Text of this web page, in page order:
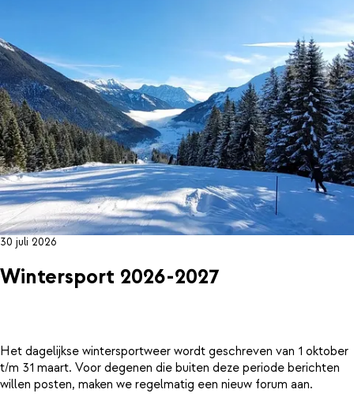
30 juli 2026
Wintersport 2026-2027
Het dagelijkse wintersportweer wordt geschreven van 1 oktober
t/m 31 maart. Voor degenen die buiten deze periode berichten
willen posten, maken we regelmatig een nieuw forum aan.